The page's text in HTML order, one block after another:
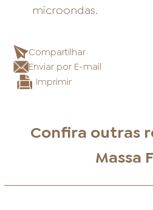
microondas.
Compartilhar
Enviar por E-mail
Imprimir
Confira outras
Massa